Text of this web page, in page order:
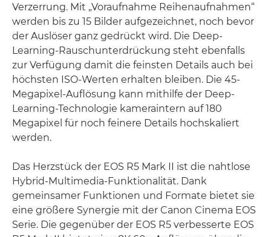
Verzerrung. Mit „Voraufnahme Reihenaufnahmen“
werden bis zu 15 Bilder aufgezeichnet, noch bevor
der Auslöser ganz gedrückt wird. Die Deep-
Learning-Rauschunterdrückung steht ebenfalls
zur Verfügung damit die feinsten Details auch bei
höchsten ISO-Werten erhalten bleiben. Die 45-
Megapixel-Auflösung kann mithilfe der Deep-
Learning-Technologie kameraintern auf 180
Megapixel für noch feinere Details hochskaliert
werden.
Das Herzstück der EOS R5 Mark II ist die nahtlose
Hybrid-Multimedia-Funktionalität. Dank
gemeinsamer Funktionen und Formate bietet sie
eine größere Synergie mit der Canon Cinema EOS
Serie. Die gegenüber der EOS R5 verbesserte EOS